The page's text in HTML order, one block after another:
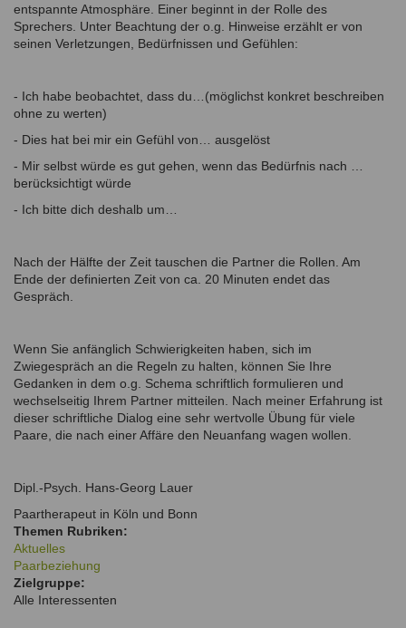
entspannte Atmosphäre. Einer beginnt in der Rolle des
Sprechers. Unter Beachtung der o.g. Hinweise erzählt er von
seinen Verletzungen, Bedürfnissen und Gefühlen:
- Ich habe beobachtet, dass du…(möglichst konkret beschreiben
ohne zu werten)
- Dies hat bei mir ein Gefühl von… ausgelöst
- Mir selbst würde es gut gehen, wenn das Bedürfnis nach …
berücksichtigt würde
- Ich bitte dich deshalb um…
Nach der Hälfte der Zeit tauschen die Partner die Rollen. Am
Ende der definierten Zeit von ca. 20 Minuten endet das
Gespräch.
Wenn Sie anfänglich Schwierigkeiten haben, sich im
Zwiegespräch an die Regeln zu halten, können Sie Ihre
Gedanken in dem o.g. Schema schriftlich formulieren und
wechselseitig Ihrem Partner mitteilen. Nach meiner Erfahrung ist
dieser schriftliche Dialog eine sehr wertvolle Übung für viele
Paare, die nach einer Affäre den Neuanfang wagen wollen.
Dipl.-Psych. Hans-Georg Lauer
Paartherapeut in Köln und Bonn
Themen Rubriken:
Aktuelles
Paarbeziehung
Zielgruppe:
Alle Interessenten